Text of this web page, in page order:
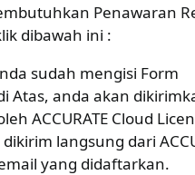
Penawaran
dibawah ini :
sudah mengisi Form
Atas, anda akan
ACCURATE Cloud
langsung dari
email yang didaftarkan.